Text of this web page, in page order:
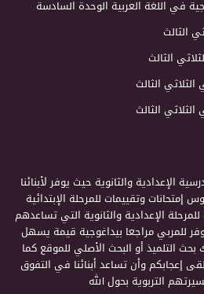
في اللغة العربية الوحدة السادسة
الثالث
الثالث
الثالث
الثالث
الإعدادية والثانوية حيث يوفر لأبنائنا
إمتحانات وتقييمات للمرحلة الإبتدائية
الإعدادية والثانوية التي تساعدهم
للمربي مراجعا بيداغوجية قيمة يسهل
بحث التلميذ أو البحث الأصلي للموقع كما
إعجابكم وأن تساعد أبنائنا في التفوق
التربوية بحول الله